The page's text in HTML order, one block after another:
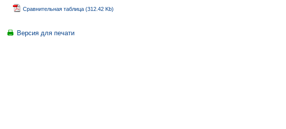
Сравнительная таблица (312.42 Kb)
Версия для печати